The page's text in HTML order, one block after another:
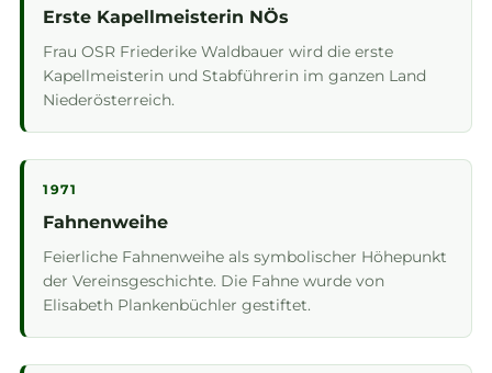
Erste Kapellmeisterin NÖs
Frau OSR Friederike Waldbauer wird die erste
Kapellmeisterin und Stabführerin im ganzen Land
Niederösterreich.
1971
Fahnenweihe
Feierliche Fahnenweihe als symbolischer Höhepunkt
der Vereinsgeschichte. Die Fahne wurde von
Elisabeth Plankenbüchler gestiftet.